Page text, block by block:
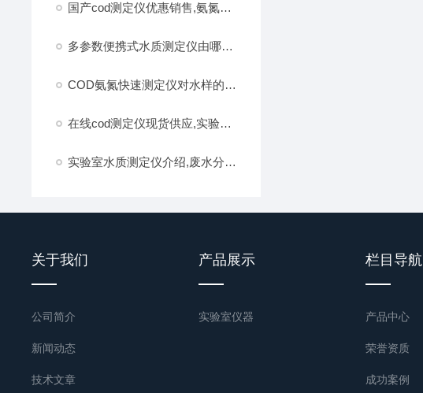
国产cod测定仪优惠销售,氨氮测定仪水质检测,全国顺丰包邮
多参数便携式水质测定仪由哪些装置组成?
COD氨氮快速测定仪对水样的处理有哪些要求：
在线cod测定仪现货供应,实验室水质分析仪参数,全国顺丰包邮
实验室水质测定仪介绍,废水分析仪高新技术,全国顺丰包邮厂家直发
关于我们
公司简介
新闻动态
技术文章
产品展示
实验室仪器
栏目导航
产品中心
荣誉资质
成功案例